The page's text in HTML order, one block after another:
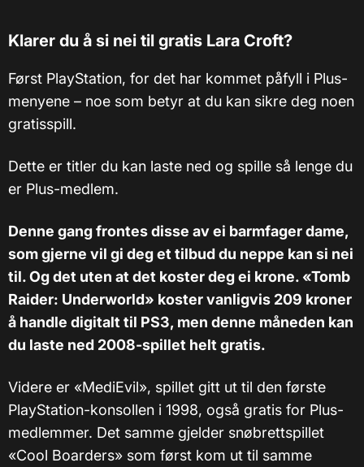
Klarer du å si nei til gratis Lara Croft?
Først PlayStation, for det har kommet påfyll i Plus-
menyene – noe som betyr at du kan sikre deg noen
gratisspill.
Dette er titler du kan laste ned og spille så lenge du
er Plus-medlem.
Denne gang frontes disse av ei barmfager dame,
som gjerne vil gi deg et tilbud du neppe kan si nei
til. Og det uten at det koster deg ei krone. «Tomb
Raider: Underworld» koster vanligvis 209 kroner
å handle digitalt til PS3, men denne måneden kan
du laste ned 2008-spillet helt gratis.
Videre er «MediEvil», spillet gitt ut til den første
PlayStation-konsollen i 1998, også gratis for Plus-
medlemmer. Det samme gjelder snøbrettspillet
«Cool Boarders» som først kom ut til samme